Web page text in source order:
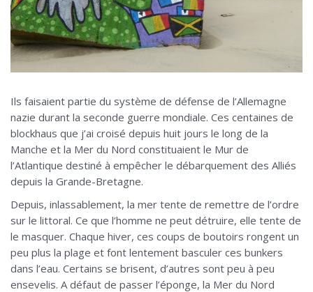
Ils faisaient partie du système de défense de l’Allemagne
nazie durant la seconde guerre mondiale. Ces centaines de
blockhaus que j’ai croisé depuis huit jours le long de la
Manche et la Mer du Nord constituaient le Mur de
l’Atlantique destiné à empêcher le débarquement des Alliés
depuis la Grande-Bretagne.
Depuis, inlassablement, la mer tente de remettre de l’ordre
sur le littoral. Ce que l’homme ne peut détruire, elle tente de
le masquer. Chaque hiver, ces coups de boutoirs rongent un
peu plus la plage et font lentement basculer ces bunkers
dans l’eau. Certains se brisent, d’autres sont peu à peu
ensevelis. A défaut de passer l’éponge, la Mer du Nord